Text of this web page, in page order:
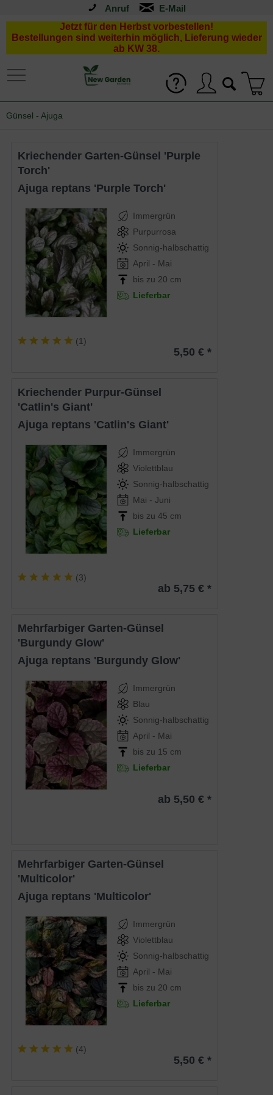
Anruf
Jetzt für den Herbst vorbestellen!
Bestellungen sind weiterhin möglich, Lieferung wieder
ab KW 38.
Günsel - Ajuga
Kriechender Garten-Günsel 'Purple
Torch'
Ajuga reptans 'Purple Torch'
Immergrün
Purpurrosa
Sonnig-halbschattig
April - Mai
bis zu 20 cm
Lieferbar
(1)
5,50 € *
Kriechender Purpur-Günsel
'Catlin's Giant'
Ajuga reptans 'Catlin's Giant'
Immergrün
Violettblau
Sonnig-halbschattig
Mai - Juni
bis zu 45 cm
Lieferbar
(3)
ab 5,75 € *
Mehrfarbiger Garten-Günsel
'Burgundy Glow'
Ajuga reptans 'Burgundy Glow'
Immergrün
Blau
Sonnig-halbschattig
April - Mai
bis zu 15 cm
Lieferbar
ab 5,50 € *
Mehrfarbiger Garten-Günsel
'Multicolor'
Ajuga reptans 'Multicolor'
Immergrün
Violettblau
Sonnig-halbschattig
April - Mai
bis zu 20 cm
Lieferbar
(4)
5,50 € *